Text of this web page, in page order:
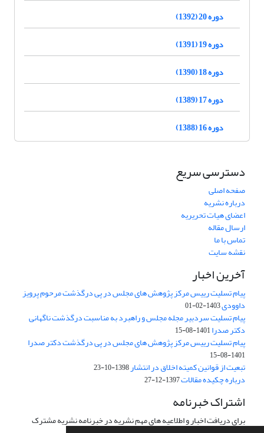
دوره 20 (1392)
دوره 19 (1391)
دوره 18 (1390)
دوره 17 (1389)
دوره 16 (1388)
دسترسی سریع
صفحه اصلی
درباره نشریه
اعضای هیات تحریریه
ارسال مقاله
تماس با ما
نقشه سایت
آخرین اخبار
پیام تسلیت رییس مرکز پژوهش های مجلس در پی درگذشت مرحوم پرویز
داوودی1403-02-01
پیام تسلیت سردبیر مجله مجلس و راهبرد به مناسبت درگذشت ناگهانی
دکتر صدرا1401-08-15
پیام تسلیت رییس مرکز پژوهش های مجلس در پی درگذشت دکتر صدرا
1401-08-15
تبعیت از قوانین کمیته اخلاق در انتشار1398-10-23
درباره چکیده مقالات1397-12-27
اشتراک خبرنامه
برای دریافت اخبار و اطلاعیه های مهم نشریه در خبرنامه نشریه مشترک